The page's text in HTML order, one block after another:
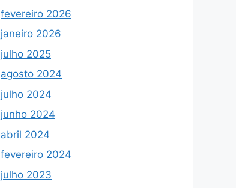
fevereiro 2026
janeiro 2026
julho 2025
agosto 2024
julho 2024
junho 2024
abril 2024
fevereiro 2024
julho 2023